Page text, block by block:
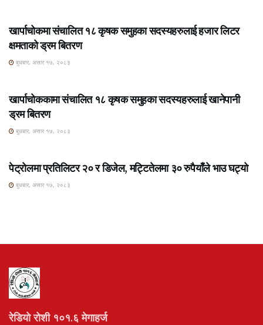
खार्पाचोकमा संचालित १८ कृषक समुहका सदस्यहरुलाई हजार लिटर
क्षमताको ड्रम बितरण
बुधबार, असार १७, २०८३
खार्पाचोककामा संचालित १८ कृषक समुहका सदस्यहरुलाई खानेपानी
ड्रम बितरण
बुधबार, असार १७, २०८३
पेट्रोलमा प्रतिलिटर २० र डिजेल, मट्टितेलमा ३० रुपैयाँले भाउ घट्यो
बुधबार, असार १७, २०८३
रेडियो रोशी १०१.६ मेगाहर्ज